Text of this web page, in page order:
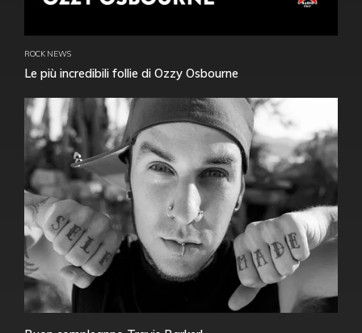
ROCK NEWS
Le più incredibili follie di Ozzy Osbourne